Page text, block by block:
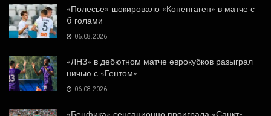
«Полесье» шокировало «Копенгаген» в матче с
6 голами
06.08.2026
«ЛНЗ» в дебютном матче еврокубков разыграл
ничью с «Гентом»
06.08.2026